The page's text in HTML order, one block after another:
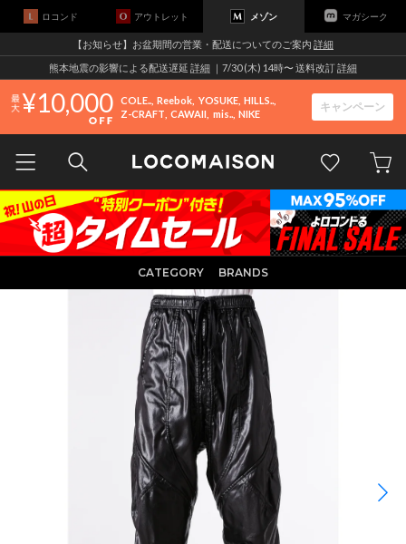
ロコンド アウトレット メゾン マガシーク
【お知らせ】お盆期間の営業・配送についてのご案内 詳細
熊本地震の影響による配送遅延 詳細 ｜7/30 (木) 14時〜 送料改訂詳細
10,000 COLE.. Reebok YOSUKE HILLS..
Z-CRAFT CAWAII mis.. NIKE
キャンペーン
CATEGORY BRANDS